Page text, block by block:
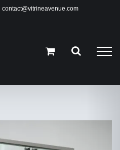
contact@vitrineavenue.com